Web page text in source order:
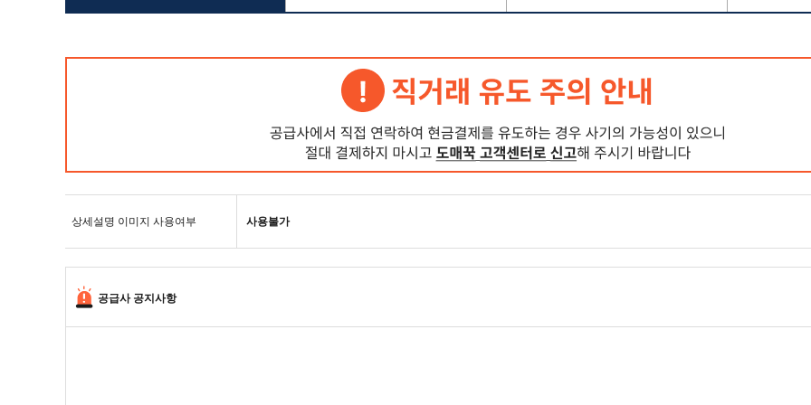
상세설명 이미지 사용여부 사용불가
공급사 공지사항